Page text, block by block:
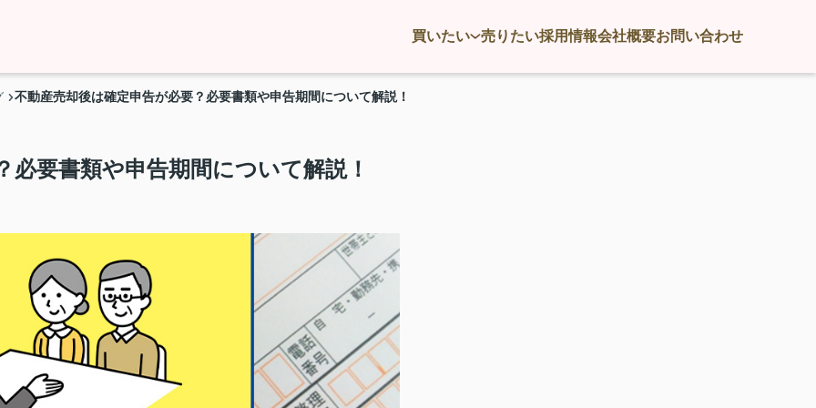
買いたい 売りたい採用情報会社概要お問い合わせ
不動産売却後は確定申告が必要？必要書類や申告期間について解説！
要書類や申告期間について解説！